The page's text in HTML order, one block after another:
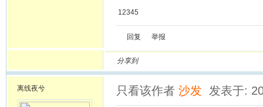
12345
回复 举报
分享到
离线夜兮 只看该作者 沙发 发表于: